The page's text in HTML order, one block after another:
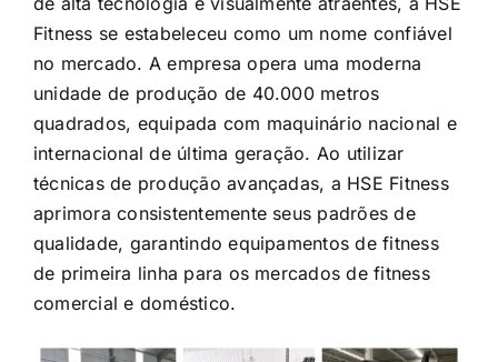
unidade de produção de 40.000 metros
quadrados, equipada com maquinário nacional e
internacional de última geração. Ao utilizar
técnicas de produção avançadas, a HSE Fitness
aprimora consistentemente seus padrões de
qualidade, garantindo equipamentos de fitness
de primeira linha para os mercados de fitness
comercial e doméstico.